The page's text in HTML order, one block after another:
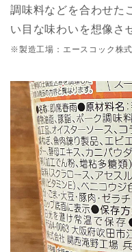
調味料などを合わせた
い目な味わいを想像さ
※製造工場：エースコック株